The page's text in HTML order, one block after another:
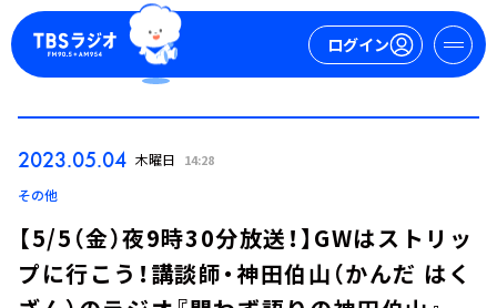
ログイン
2023.05.04 木曜日 14:28
その他
【5/5（金）夜9時30分放送！】GWはストリッ
プに行こう！講談師・神田伯山（かんだ はく